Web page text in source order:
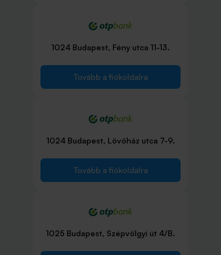
1024 Budapest, Fény utca 11-13.
Tovább a fiókoldalra
1024 Budapest, Lövőház utca 7-9.
Tovább a fiókoldalra
1025 Budapest, Szépvölgyi út 4/B.